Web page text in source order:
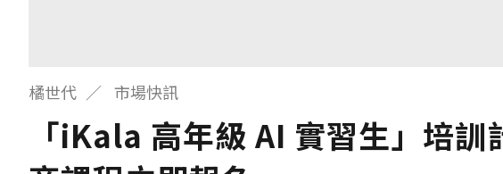
橘世代 市場快訊
「iKala 高年級 AI 實習生」培